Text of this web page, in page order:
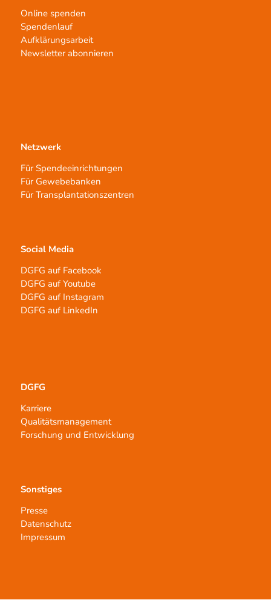
Online spenden
Spendenlauf
Aufklärungsarbeit
Newsletter abonnieren
Netzwerk
Für Spendeeinrichtungen
Für Gewebebanken
Für Transplantationszentren
Social Media
DGFG auf Facebook
DGFG auf Youtube
DGFG auf Instagram
DGFG auf LinkedIn
DGFG
Karriere
Qualitätsmanagement
Forschung und Entwicklung
Sonstiges
Presse
Datenschutz
Impressum